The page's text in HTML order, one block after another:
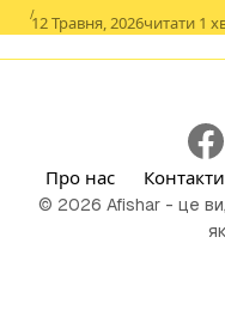
Published
12 Травня, 2026читати 1
Про нас Контакти
© 2026 Afishar - це